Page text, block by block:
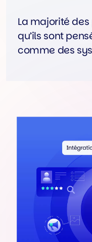
La majorité
qu’ils sont
comme des